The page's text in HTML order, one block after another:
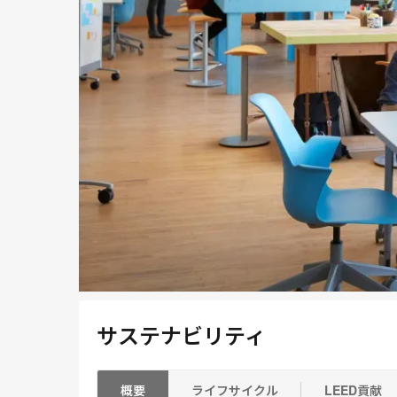
サステナビリティ
概要 ライフサイクル LEED貢献